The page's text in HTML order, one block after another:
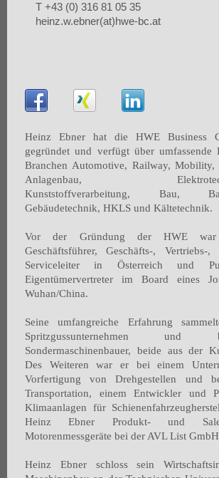
T +43 (0) 316 81 05 35
heinz.w.ebner(at)hwe-bc.at
Heinz Ebner hat die HWE Business
gegründet und verfügt über umfassende
Branchen Automotive, Railway, Mobility,
Anlagenbau,
Kunststoffverarbeitung, Bau,
Gebäudetechnik, HKLS und Kältetechnik.
Vor der Gründung der HWE
Geschäftsführer, Geschäfts-, Vertriebs-
Serviceleiter in Österreich und
Eigentümervertreter im Board eines
Wuhan/China.
Seine umfangreiche Erfahrung
Spritzgussunternehmen
Sondermaschinenbauer, beide aus der
Des Weiteren war er bei einem
Vorfertigung von Drehgestellen und
Transportation, einem Entwickler und
Klimaanlagen für
Heinz Ebner Produkt- und
Motorenmessgeräte bei der AVL List
Heinz Ebner schloss sein